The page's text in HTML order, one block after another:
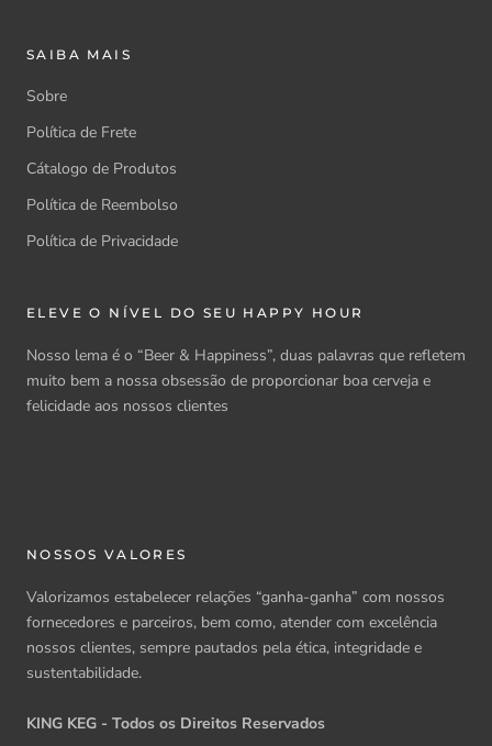
SAIBA MAIS
Sobre
Política de Frete
Cátalogo de Produtos
Política de Reembolso
Política de Privacidade
ELEVE O NÍVEL DO SEU HAPPY HOUR
Nosso lema é o “Beer & Happiness”, duas palavras que refletem
muito bem a nossa obsessão de proporcionar boa cerveja e
felicidade aos nossos clientes
NOSSOS VALORES
Valorizamos estabelecer relações “ganha-ganha” com nossos
fornecedores e parceiros, bem como, atender com excelência
nossos clientes, sempre pautados pela ética, integridade e
sustentabilidade.
KING KEG - Todos os Direitos Reservados